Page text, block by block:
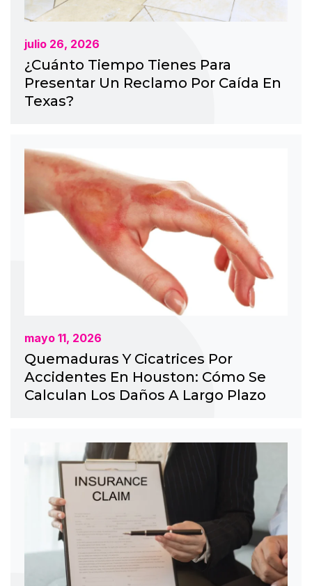
julio 26, 2026
¿Cuánto Tiempo Tienes Para
Presentar Un Reclamo Por Caída En
Texas?
mayo 11, 2026
Quemaduras Y Cicatrices Por
Accidentes En Houston: Cómo Se
Calculan Los Daños A Largo Plazo